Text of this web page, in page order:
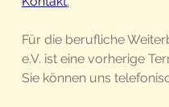
Für die berufliche
e.V. ist eine vorherige
Sie können uns